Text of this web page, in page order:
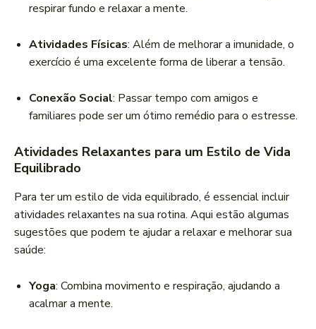
respirar fundo e relaxar a mente.
Atividades Físicas: Além de melhorar a imunidade, o
exercício é uma excelente forma de liberar a tensão.
Conexão Social: Passar tempo com amigos e
familiares pode ser um ótimo remédio para o estresse.
Atividades Relaxantes para um Estilo de Vida
Equilibrado
Para ter um estilo de vida equilibrado, é essencial incluir
atividades relaxantes na sua rotina. Aqui estão algumas
sugestões que podem te ajudar a relaxar e melhorar sua
saúde:
Yoga: Combina movimento e respiração, ajudando a
acalmar a mente.